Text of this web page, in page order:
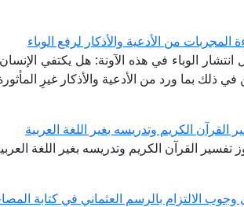
المجربات من الأدعية والأذكار لرفع الوباء
الوباء في هذه الآونة: هل يكتفي
ذلك بما ورد من الأدعية والأذكار غيرِ
القرآن الكريم وتدريسه بغير اللغة العربية
تفسير القرآن الكريم وتدريسه بغير اللغة
الالتزام بالرسم العثماني في كتابة